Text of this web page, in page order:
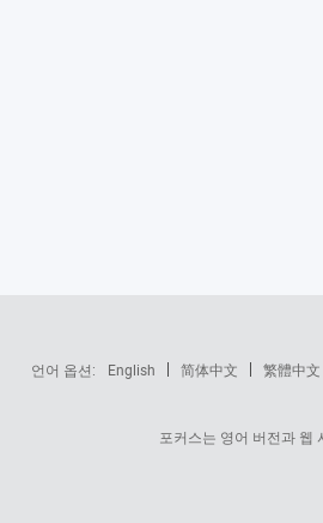
언어 옵션:
English 简体中文 繁體中文
포커스는 영어 버전과 웹